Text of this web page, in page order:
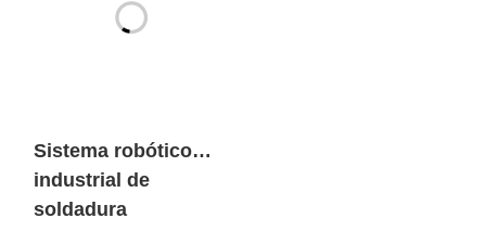
Sistema robótico
industrial de
soldadura